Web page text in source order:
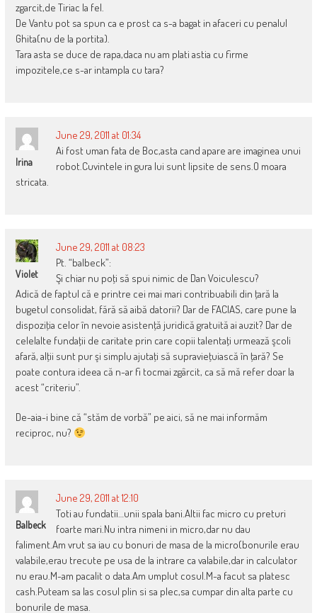
zgarcit,de Tiriac la fel.
De Vantu pot sa spun ca e prost ca s-a bagat in afaceri cu penalul
Ghita(nu de la portita).
Tara asta se duce de rapa,daca nu am plati astia cu firme
impozitele,ce s-ar intampla cu tara?
Irina
June 29, 2011 at 01:34
Ai fost uman fata de Boc,asta cand apare are imaginea unui
robot.Cuvintele in gura lui sunt lipsite de sens.O moara
stricata.
Violet
June 29, 2011 at 08:23
Pt. “balbeck”:
Şi chiar nu poţi să spui nimic de Dan Voiculescu?
Adică de faptul că e printre cei mai mari contribuabili din ţară la
bugetul consolidat, fără să aibă datorii? Dar de FACIAS, care pune la
dispoziţia celor în nevoie asistenţă juridică gratuită ai auzit? Dar de
celelalte fundaţii de caritate prin care copii talentaţi urmează şcoli
afară, alţii sunt pur şi simplu ajutaţi să supravieţuiască în ţară? Se
poate contura ideea că n-ar fi tocmai zgârcit, ca să mă refer doar la
acest “criteriu”.
De-aia-i bine că “stăm de vorbă” pe aici, să ne mai informăm
reciproc, nu?
Balbeck
June 29, 2011 at 12:10
Toti au fundatii…unii spala bani.Altii fac micro cu preturi
foarte mari.Nu intra nimeni in micro,dar nu dau
faliment.Am vrut sa iau cu bonuri de masa de la micro(bonurile erau
valabile,erau trecute pe usa de la intrare ca valabile,dar in calculator
nu erau.M-am pacalit o data.Am umplut cosul.M-a facut sa platesc
cash.Puteam sa las cosul plin si sa plec,sa cumpar din alta parte cu
bonurile de masa.